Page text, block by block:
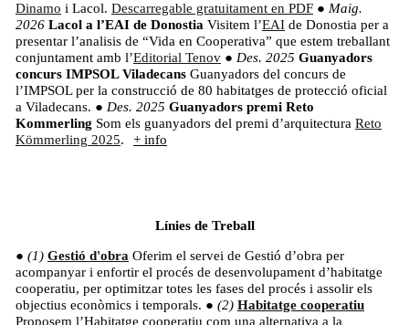
Dinamo i Lacol. Descarregable gratuitament en PDF ● Maig.
2026 Lacol a l’EAI de Donostia Visitem l’EAI de Donostia per a
presentar l’analisis de “Vida en Cooperativa” que estem treballant
conjuntament amb l’Editorial Tenov ● Des. 2025 Guanyadors
concurs IMPSOL Viladecans Guanyadors del concurs de
l’IMPSOL per la construcció de 80 habitatges de protecció oficial
a Viladecans. ● Des. 2025 Guanyadors premi Reto
Kommerling Som els guanyadors del premi d’arquitectura Reto
Kömmerling 2025. + info
Línies de Treball
Gestió d'obra Oferim el servei de Gestió d’obra per
acompanyar i enfortir el procés de desenvolupament d’habitatge
cooperatiu, per optimitzar totes les fases del procés i assolir els
objectius econòmics i temporals.
Habitatge cooperatiu
Proposem l’Habitatge cooperatiu com una alternativa a la